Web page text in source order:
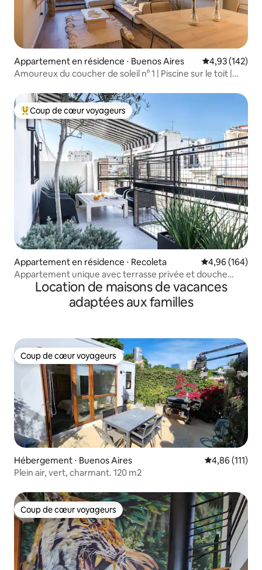
Appartement en résidence ⋅ Buenos Aires Évaluation
4,93 (142)
Amoureux du coucher de soleil n° 1 | Piscine sur le toit |
Coups de cœur voyageurs les plus appréciés
Coup de cœur voyageurs
Appartement en résidence ⋅ Recoleta Évaluation
4,96 (164)
Appartement unique avec terrasse privée et douche
extérieure
Location de maisons de vacances
adaptées aux familles
Coup de cœur voyageurs
Coup de cœur voyageurs
Hébergement ⋅ Buenos Aires Évaluation
4,86 (111)
Plein air, vert, charmant. 120 m2
Coup de cœur voyageurs
Coup de cœur voyageurs